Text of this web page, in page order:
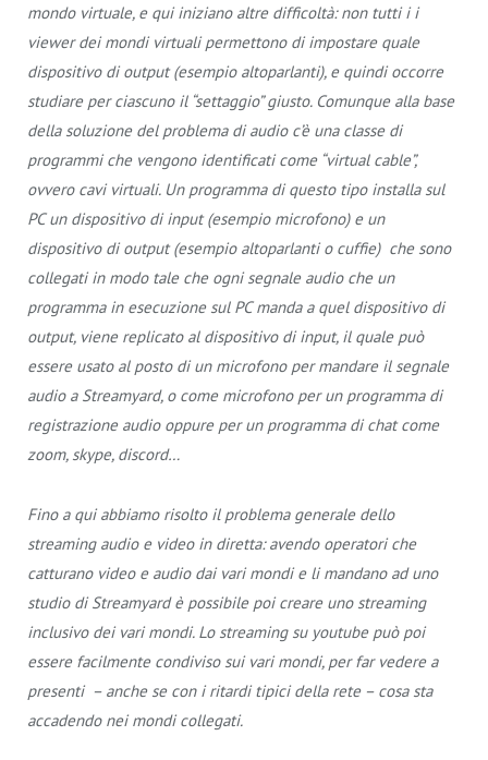
mondo virtuale, e qui iniziano altre difficoltà: non tutti i i
viewer dei mondi virtuali permettono di impostare quale
dispositivo di output (esempio altoparlanti), e quindi occorre
studiare per ciascuno il “settaggio” giusto. Comunque alla base
della soluzione del problema di audio c’è una classe di
programmi che vengono identificati come “virtual cable”,
ovvero cavi virtuali. Un programma di questo tipo installa sul
PC un dispositivo di input (esempio microfono) e un
dispositivo di output (esempio altoparlanti o cuffie) che sono
collegati in modo tale che ogni segnale audio che un
programma in esecuzione sul PC manda a quel dispositivo di
output, viene replicato al dispositivo di input, il quale può
essere usato al posto di un microfono per mandare il segnale
audio a Streamyard, o come microfono per un programma di
registrazione audio oppure per un programma di chat come
zoom, skype, discord…
Fino a qui abbiamo risolto il problema generale dello
streaming audio e video in diretta: avendo operatori che
catturano video e audio dai vari mondi e li mandano ad uno
studio di Streamyard è possibile poi creare uno streaming
inclusivo dei vari mondi. Lo streaming su youtube può poi
essere facilmente condiviso sui vari mondi, per far vedere a
presenti – anche se con i ritardi tipici della rete – cosa sta
accadendo nei mondi collegati.